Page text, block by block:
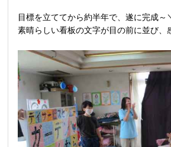
目標を立ててから約半年で、遂に完成～
素晴らしい看板の文字が目の前に並び、